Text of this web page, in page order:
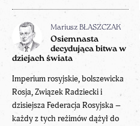
Mariusz BŁASZCZAK
Osiemnasta
decydująca bitwa w
dziejach świata
Imperium rosyjskie, bolszewicka
Rosja, Związek Radziecki i
dzisiejsza Federacja Rosyjska –
każdy z tych reżimów dążył do